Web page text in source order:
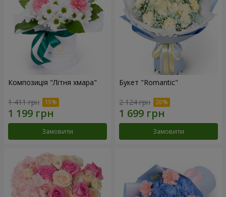
Композиція "Літня хмара"
1 411 грн
Замовити
Букет "Romantic"
2 124 грн
Замовити